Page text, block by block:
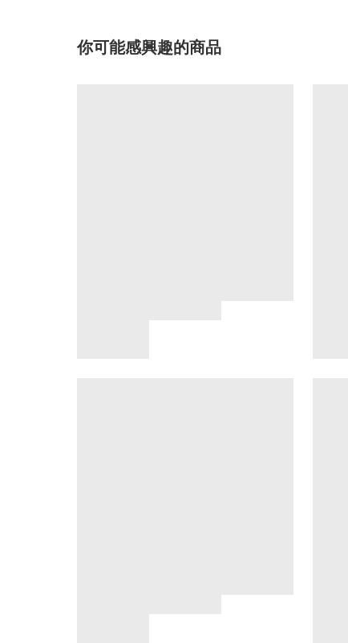
你可能感興趣的商品